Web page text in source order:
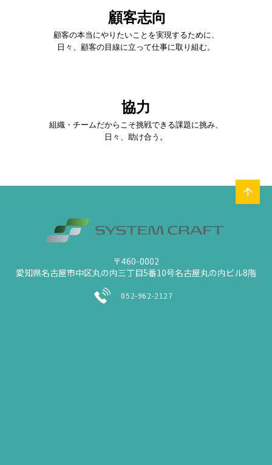
顧客志向
顧客の本当にやりたいことを実現するために、
日々、顧客の目線に立って仕事に取り組む。
協力
組織・チームだからこそ挑戦できる課題に挑み、
日々、助け合う。
〒460-0002
愛知県名古屋市中区丸の内三丁目5番10号名古屋丸の内ビル8階
052-962-2127